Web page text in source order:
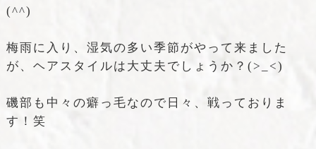
(^^)
梅雨に入り、湿気の多い季節がやって来ました
が、ヘアスタイルは大丈夫でしょうか？(>_<)
磯部も中々の癖っ毛なので日々、戦っておりま
す！笑